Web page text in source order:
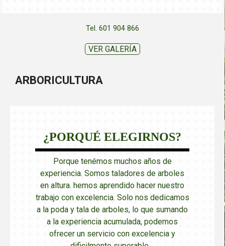
Tel. 601 904 866
VER GALERÍA
ARBORICULTURA
¿PORQUÉ ELEGIRNOS?
Porque tenémos muchos años de
experiencia. Somos taladores de arboles
en altura. hemos aprendido hacer nuestro
trabajo con excelencia. Solo nos dedicamos
a la poda y tala de arboles, lo que sumando
a la experiencia acumulada, podemos
ofrecer un servicio con excelencia y